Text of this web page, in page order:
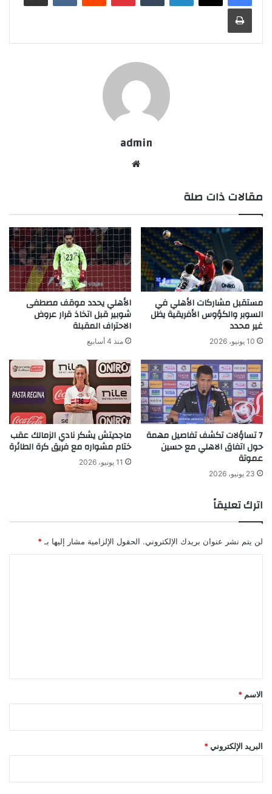
طباعة
admin
مقالات ذات صلة
مستقبل مشاركات الأهلي في
السوبر والكؤوس الأفريقية يظل
غير محدد
10 يونيو، 2026
الأهلي يحدد موقف مصطفى
شوبير قبل اتخاذ قرار عروض
الاحتراف المقبلة
منذ 4 أسابيع
7 تساؤلات تكشف تفاصيل مهمة
حول اتفاق الاهلي مع حسين
عموتة
23 يونيو، 2026
ماجديتش يشكر نادي الزمالك عقب
ختام مشواره مع فريق كرة الطائرة
11 يونيو، 2026
اترك تعليقاً
لن يتم نشر عنوان بريدك الإلكتروني. الحقول الإلزامية مشار إليها بـ *
*
الاسم *
البريد الإلكتروني *